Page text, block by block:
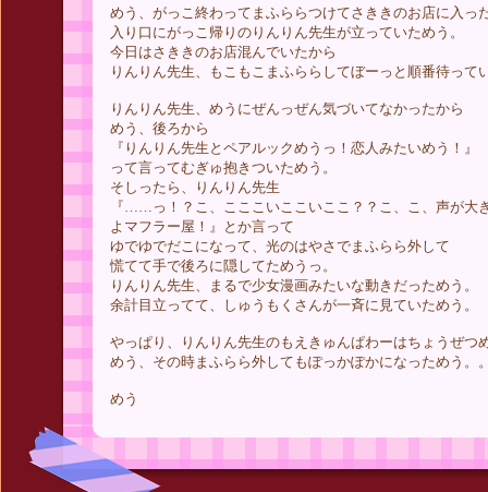
めう、がっこ終わってまふららつけてさききのお店に入っ
入り口にがっこ帰りのりんりん先生が立っていためう。
今日はさききのお店混んでいたから
りんりん先生、もこもこまふららしてぼーっと順番待って
りんりん先生、めうにぜんっぜん気づいてなかったから
めう、後ろから
『りんりん先生とペアルックめうっ！恋人みたいめう！』
って言ってむぎゅ抱きついためう。
そしったら、りんりん先生
『……っ！？こ、こここいここいここ？？こ、こ、声が大
よマフラー屋！』とか言って
ゆでゆでだこになって、光のはやさでまふらら外して
慌てて手で後ろに隠してためうっ。
りんりん先生、まるで少女漫画みたいな動きだっためう。
余計目立ってて、しゅうもくさんが一斉に見ていためう。
やっぱり、りんりん先生のもえきゅんぱわーはちょうぜつ
めう、その時まふらら外してもぽっかぽかになっためう。
めう